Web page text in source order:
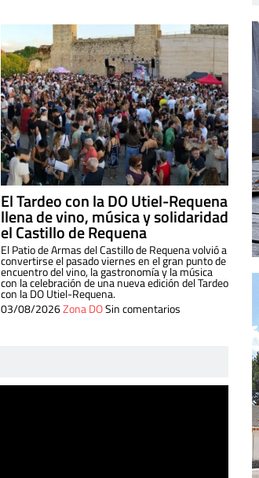
El Tardeo con la DO Utiel-Requena
llena de vino, música y solidaridad
el Castillo de Requena
El Patio de Armas del Castillo de Requena volvió a
convertirse el pasado viernes en el gran punto de
encuentro del vino, la gastronomía y la música
con la celebración de una nueva edición del Tardeo
con la DO Utiel-Requena.
03/08/2026Zona DOSin comentarios